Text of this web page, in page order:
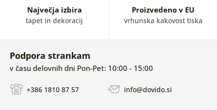
Največja izbira
tapet in dekoracij
Proizvedeno v EU
vrhunska kakovost tiska
Podpora strankam
v času delovnih dni Pon-Pet: 10:00 - 15:00
+386 1810 87 57 info@dovido.si